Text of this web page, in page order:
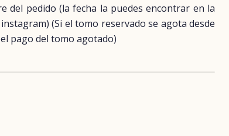
del pedido (la fecha la puedes encontrar en la
(Si el tomo reservado se agota desde
pago del tomo agotado)